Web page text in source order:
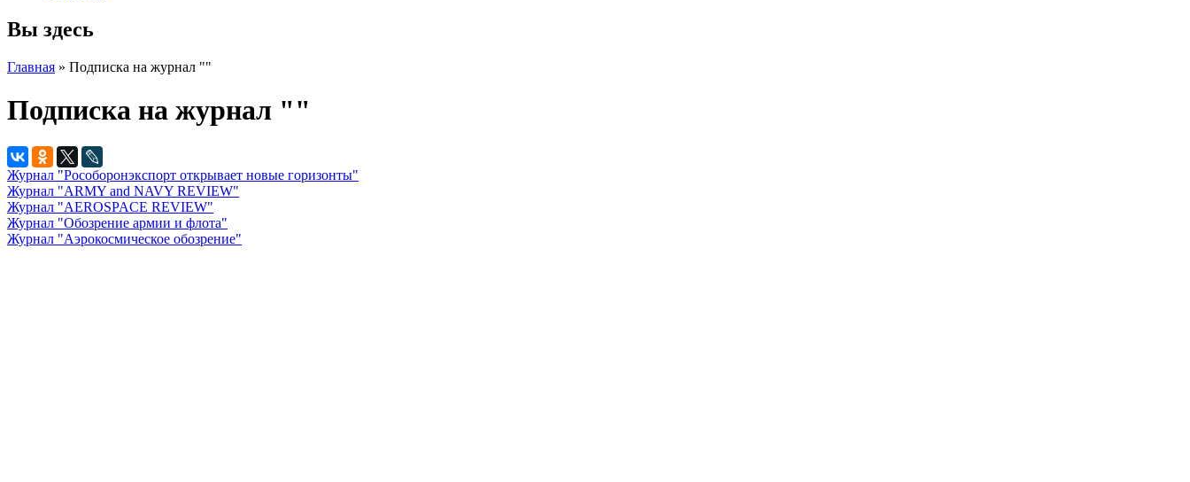
Вы здесь
Главная » Подписка на журнал ""
Подписка на журнал ""
Журнал "Рособоронэкспорт открывает новые горизонты"
Журнал "ARMY and NAVY REVIEW"
Журнал "AEROSPACE REVIEW"
Журнал "Обозрение армии и флота"
Журнал "Аэрокосмическое обозрение"